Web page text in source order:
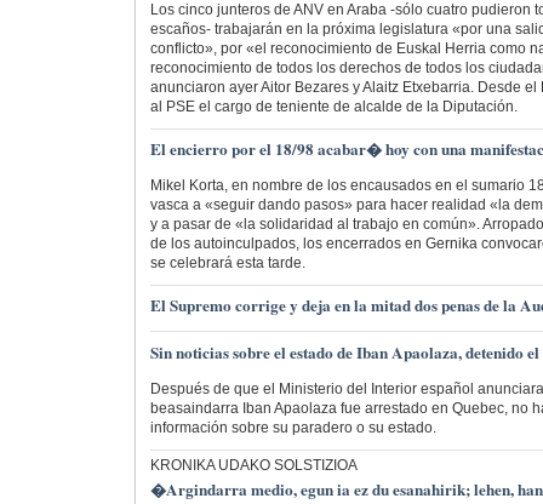
Los cinco junteros de ANV en Araba -sólo cuatro pudieron
escaños- trabajarán en la próxima legislatura «por una
conflicto», por «el reconocimiento de Euskal Herria como
reconocimiento de todos los derechos de todos los
anunciaron ayer Aitor Bezares y Alaitz Etxebarria. Desde el
al PSE el cargo de teniente de alcalde de la Diputación.
El encierro por el 18/98 acabar� hoy con una
Mikel Korta, en nombre de los encausados en el sumario
vasca a «seguir dando pasos» para hacer realidad «la
y a pasar de «la solidaridad al trabajo en común».
de los autoinculpados, los encerrados en Gernika
se celebrará esta tarde.
El Supremo corrige y deja en la mitad dos penas de la
Sin noticias sobre el estado de Iban Apaolaza, detenido
Después de que el Ministerio del Interior español
beasaindarra Iban Apaolaza fue arrestado en Quebec, no
información sobre su paradero o su estado.
KRONIKA UDAKO SOLSTIZIOA
�Argindarra medio, egun ia ez du esanahirik; lehen,